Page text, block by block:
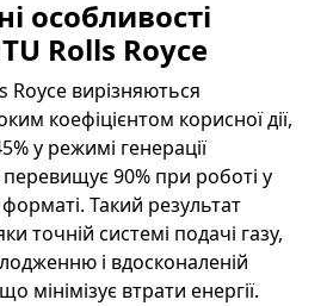
особливості
Rolls Royce
Royce вирізняються
коефіцієнтом корисної дії,
у режимі генерації
перевищує 90% при роботі у
Такий результат
точній системі подачі газу,
і вдосконаленій
мінімізує втрати енергії.